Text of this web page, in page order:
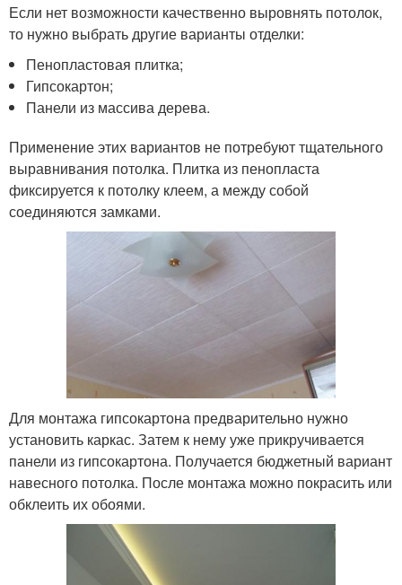
Если нет возможности качественно выровнять потолок,
то нужно выбрать другие варианты отделки:
Пенопластовая плитка;
Гипсокартон;
Панели из массива дерева.
Применение этих вариантов не потребуют тщательного
выравнивания потолка. Плитка из пенопласта
фиксируется к потолку клеем, а между собой
соединяются замками.
Для монтажа гипсокартона предварительно нужно
установить каркас. Затем к нему уже прикручивается
панели из гипсокартона. Получается бюджетный вариант
навесного потолка. После монтажа можно покрасить или
обклеить их обоями.